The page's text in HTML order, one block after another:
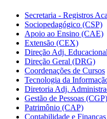
Secretaria - Registros
Sociopedagógico (CSP)
Apoio ao Ensino (CAE)
Extensão (CEX)
Direção Adj.
Direção Geral (DRG)
Coordenações de Cursos
Tecnologia da
Diretoria Adj.
Gestão de Pessoas (CGP)
Patrimônio (CAP)
Contabilidade e